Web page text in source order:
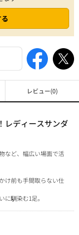
レディースサンダ
など、幅広い場面で活
け前も手間取らない仕
馴染む1足。
レビュー(0)